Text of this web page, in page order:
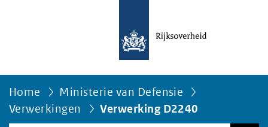
Home
Ministerie van Defensie
Verwerkingen
Verwerking D2240